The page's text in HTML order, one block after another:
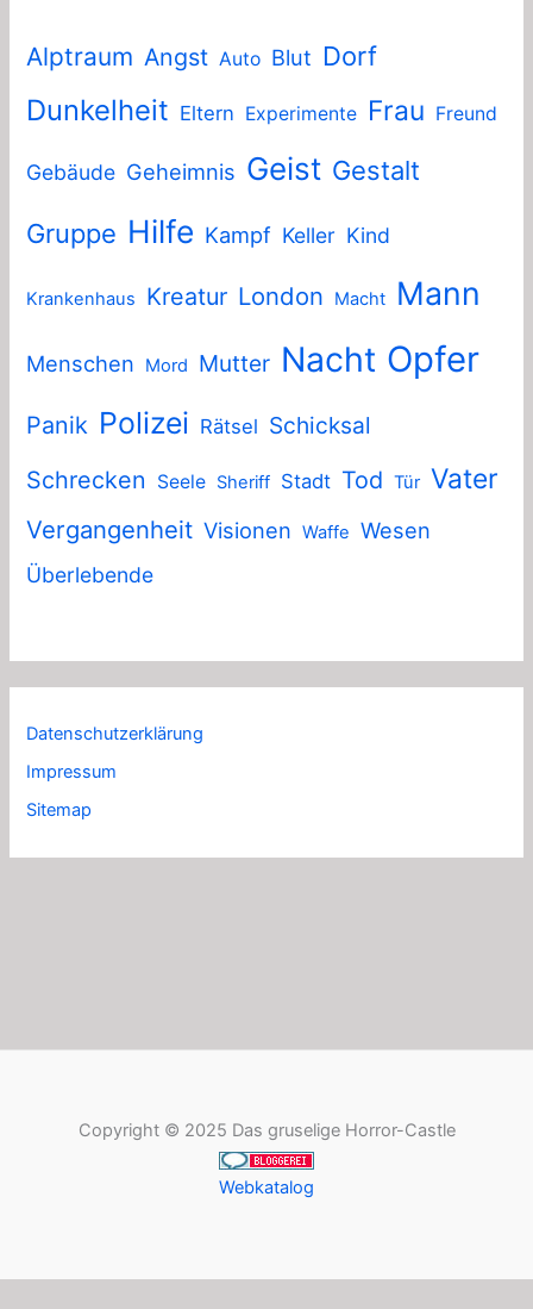
Alptraum Angst Auto Blut Dorf
Dunkelheit Eltern Experimente Frau Freund
Gebäude Geheimnis Geist Gestalt
Gruppe Hilfe Kampf Keller Kind
Krankenhaus Kreatur London Macht Mann
Menschen Mord Mutter Nacht Opfer
Panik Polizei Rätsel Schicksal
Schrecken
Seele Sheriff Stadt Tod Tür Vater
Vergangenheit Visionen Waffe Wesen
Überlebende
Datenschutzerklärung
Impressum
Sitemap
Copyright © 2025 Das gruselige Horror-Castle
Webkatalog